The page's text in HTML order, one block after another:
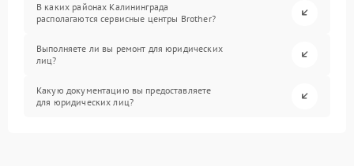
В каких районах Калининграда
располагаются сервисные центры Brother?
Выполняете ли вы ремонт для юридических
лиц?
Какую документацию вы предоставляете
для юридических лиц?